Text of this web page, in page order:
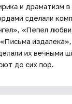
и драматизм в
сделали
«Пепел
их вечными
до сих пор.